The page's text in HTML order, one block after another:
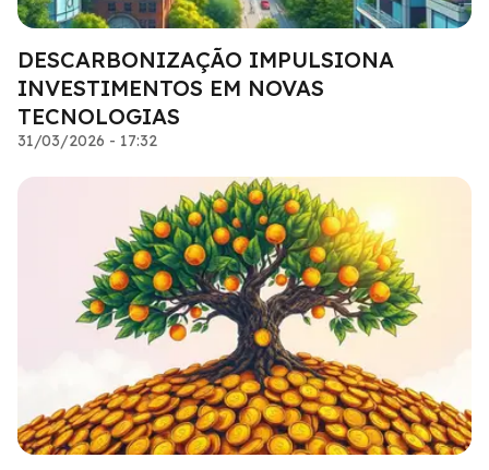
DESCARBONIZAÇÃO IMPULSIONA
INVESTIMENTOS EM NOVAS
TECNOLOGIAS
31/03/2026 - 17:32